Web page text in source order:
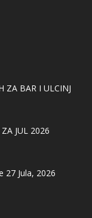
ZA BAR I ULCINJ
ZA JUL 2026
27 Jula, 2026